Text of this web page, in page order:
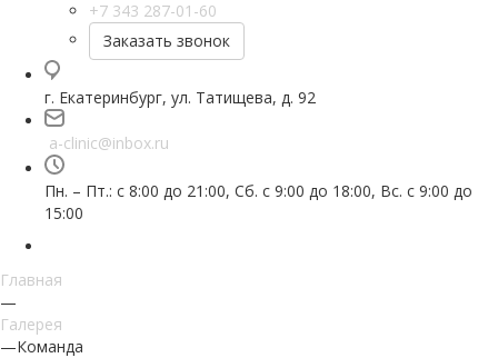
+7 343 287-01-60
Заказать звонок
г. Екатеринбург, ул. Татищева, д. 92
a-clinic@inbox.ru
Пн. – Пт.: с 8:00 до 21:00, Сб. с 9:00 до 18:00, Вс. с 9:00 до
15:00
Главная
—
Галерея
—Команда